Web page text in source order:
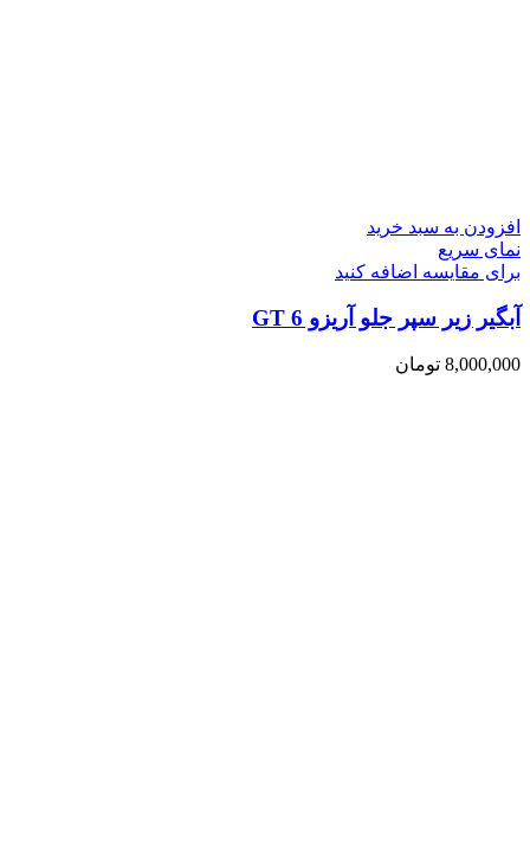
افزودن به سبد خرید
نمای سریع
برای مقایسه اضافه کنید
آبگیر زیر سپر جلو آریزو 6 GT
8,000,000 تومان